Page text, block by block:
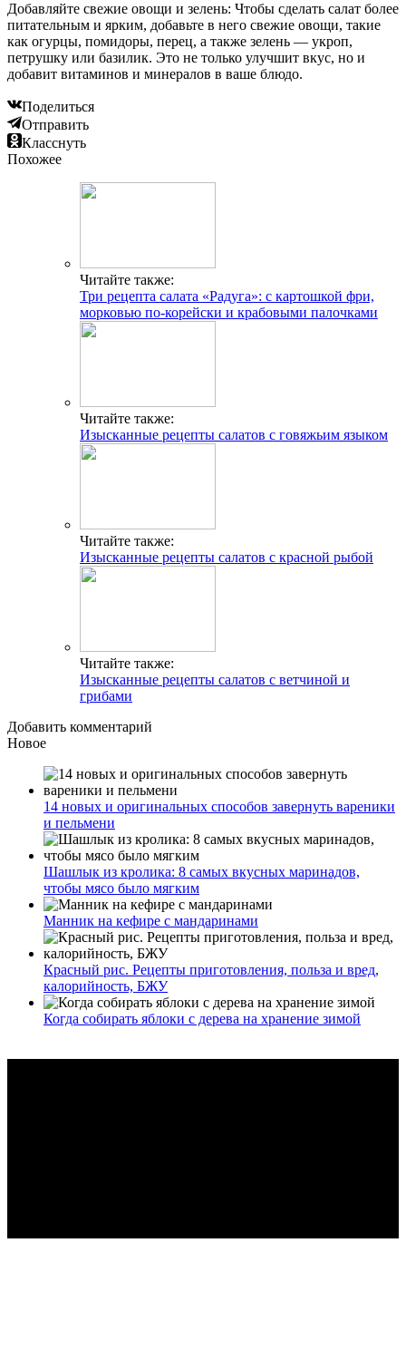
Добавляйте свежие овощи и зелень: Чтобы сделать салат более
питательным и ярким, добавьте в него свежие овощи, такие
как огурцы, помидоры, перец, а также зелень — укроп,
петрушку или базилик. Это не только улучшит вкус, но и
добавит витаминов и минералов в ваше блюдо.
Поделиться
Отправить
Класснуть
Похожее
Читайте также:
Три рецепта салата «Радуга»: с картошкой фри,
морковью по-корейски и крабовыми палочками
Читайте также:
Изысканные рецепты салатов с говяжьим языком
Читайте также:
Изысканные рецепты салатов с красной рыбой
Читайте также:
Изысканные рецепты салатов с ветчиной и
грибами
Добавить комментарий
Новое
14 новых и оригинальных способов завернуть вареники
и пельмени
Шашлык из кролика: 8 самых вкусных маринадов,
чтобы мясо было мягким
Манник на кефире с мандаринами
Красный рис. Рецепты приготовления, польза и вред,
калорийность, БЖУ
Когда собирать яблоки с дерева на хранение зимой